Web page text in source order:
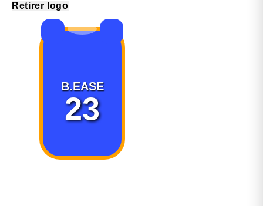
Retirer logo
B.EASE
23